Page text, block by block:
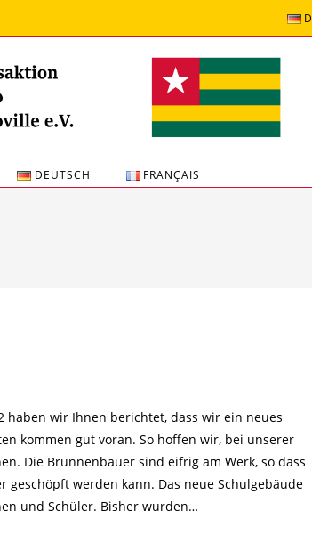
DEUTSCH FRANÇAIS
haben wir Ihnen berichtet, dass wir ein neues
kommen gut voran. So hoffen wir, bei unserer
Die Brunnenbauer sind eifrig am Werk, so dass
geschöpft werden kann. Das neue Schulgebäude
und Schüler. Bisher wurden…